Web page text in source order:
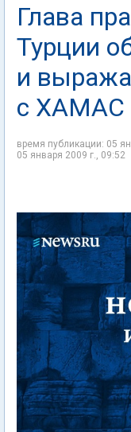
Глава
Турции
и
с ХАМАС
время публикации: 05
05 января 2009 г., 09:52